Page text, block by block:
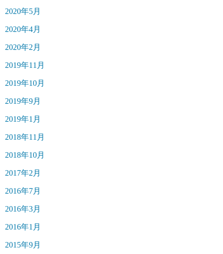
2020年5月
2020年4月
2020年2月
2019年11月
2019年10月
2019年9月
2019年1月
2018年11月
2018年10月
2017年2月
2016年7月
2016年3月
2016年1月
2015年9月